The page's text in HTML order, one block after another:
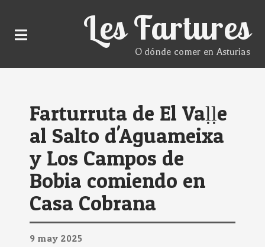
Les Fartures
O dónde comer en Asturias
Farturruta de El Vaḷḷe
al Salto d'Aguameixa
y Los Campos de
Bobia comiendo en
Casa Cobrana
9 may 2025